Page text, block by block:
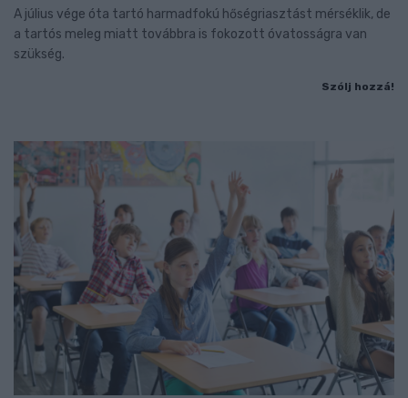
A július vége óta tartó harmadfokú hőségriasztást mérséklik, de
a tartós meleg miatt továbbra is fokozott óvatosságra van
szükség.
Szólj hozzá!